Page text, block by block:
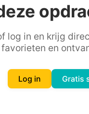
log in en krijg
en
Log in Gratis